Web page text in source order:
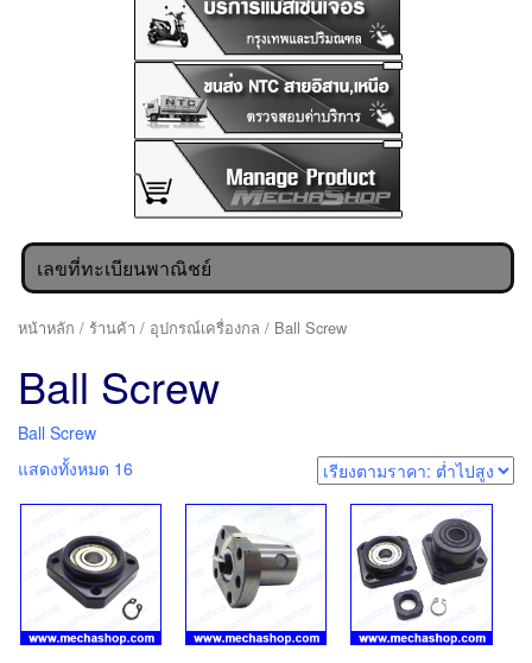
เลขที่ทะเบียนพาณิชย์
หน้าหลัก / ร้านค้า / อุปกรณ์เครื่องกล / Ball Screw
Ball Screw
Ball Screw
แสดงทั้งหมด 16